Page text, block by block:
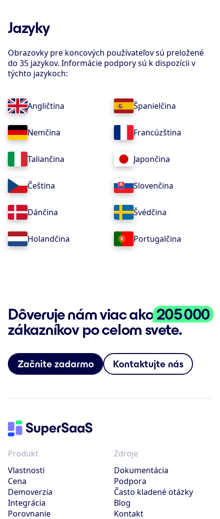
Jazyky
Obrazovky pre koncových používateľov sú preložené
do 35 jazykov. Informácie podpory sú k dispozícii v
týchto jazykoch:
Angličtina Španielčina
Nemčina Francúzština
Taliančina Japončina
Čeština Slovenčina
Dánčina Švédčina
Holandčina Portugalčina
Dôveruje nám viac ako205 000
zákazníkov po celom svete.
Začnite zadarmo Kontaktujte nás
Produkt
Vlastnosti
Cena
Demoverzia
Integrácia
Porovnanie
Zdroje
Dokumentácia
Podpora
Často kladené otázky
Blog
Kontakt